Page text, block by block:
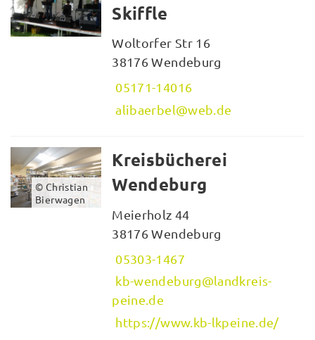
Skiffle
Woltorfer Str 16
38176 Wendeburg
05171-14016
alibaerbel@web.de
© Christian
Bierwagen
Kreisbücherei
Wendeburg
Meierholz 44
38176 Wendeburg
05303-1467
kb-wendeburg@landkreis-
peine.de
https://www.kb-lkpeine.de/